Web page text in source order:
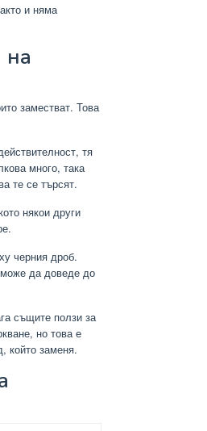
и няма
на
заместват. Това
тя
много, така
те се търсят.
някои други
черния дроб.
да доведе до
същите ползи за
но това е
който заменя.